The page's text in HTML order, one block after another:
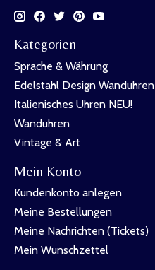
Kategorien
Sprache & Währung
Edelstahl Design Wanduhren
Italienisches Uhren NEU!
Wanduhren
Vintage & Art
Mein Konto
Kundenkonto anlegen
Meine Bestellungen
Meine Nachrichten (Tickets)
Mein Wunschzettel